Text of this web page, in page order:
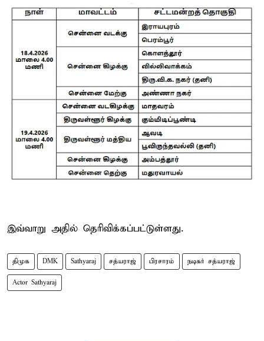
இவ்வாறு அதில் தெரிவிக்கப்பட்டுள்ளது.
திமுக DMK Sathyaraj சத்யராஜ் பிரசாரம் நடிகர் சத்யராஜ்
Actor Sathyaraj